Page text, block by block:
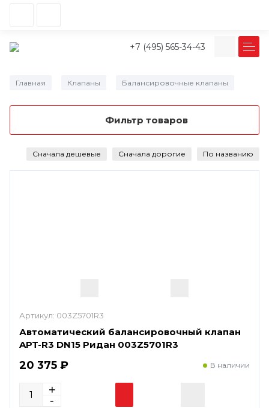
+7 (495) 565-34-43
Главная Клапаны Балансировочные клапаны
Фильтр товаров
Артикул: 003Z5701R3
Автоматический балансировочный клапан
APT-R3 DN15 Ридан 003Z5701R3
20 375 ₽ В наличии